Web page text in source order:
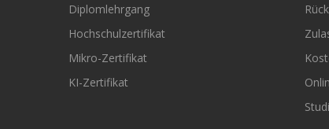
Diplomlehrgang
Hochschulzertifikat
Mikro-Zertifikat
KI-Zertifikat